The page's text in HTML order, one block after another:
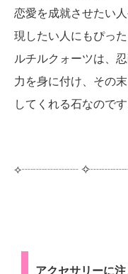
恋愛を成就させたい
現したい人にもぴった
ルチルクォーツは、
力を身に付け、その
してくれる石なのです
⟡┈┈┈┈┈︎
アクセサリーに